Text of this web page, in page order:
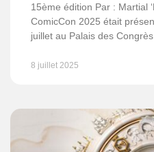
15ème édition Par : Martial
ComicCon 2025 était
juillet au Palais des
8 juillet 2025